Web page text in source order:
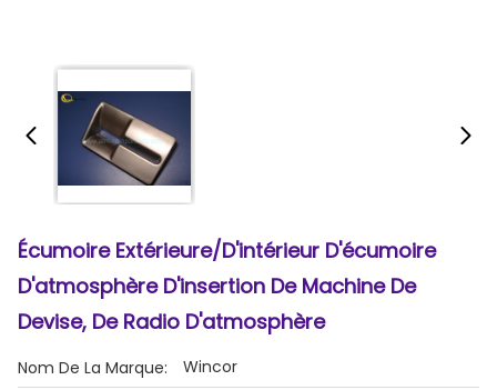
Écumoire Extérieure/d'intérieur D'écumoire
D'atmosphère D'insertion De Machine De
Devise, De Radio D'atmosphère
Nom De La Marque:
Wincor